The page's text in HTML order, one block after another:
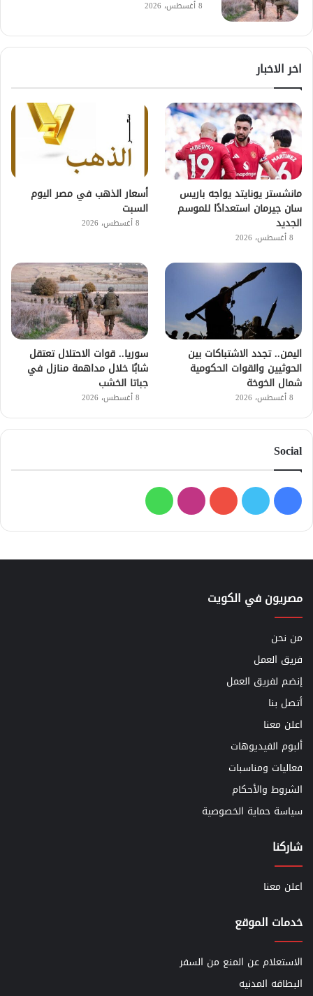
8 أغسطس، 2026
اخر الاخبار
مانشستر يونايتد يواجه باريس
سان جيرمان استعدادًا للموسم
الجديد
8 أغسطس، 2026
أسعار الذهب في مصر اليوم
السبت
8 أغسطس، 2026
اليمن.. تجدد الاشتباكات بين
الحوثيين والقوات الحكومية
شمال الخوخة
8 أغسطس، 2026
سوريا.. قوات الاحتلال تعتقل
شابًا خلال مداهمة منازل في
جباتا الخشب
8 أغسطس، 2026
Social
فيسبوك
تويتر يوتيوبانستقرامواتساب
مصريون في الكويت
من نحن
فريق العمل
إنضم لفريق العمل
أتصل بنا
اعلن معنا
ألبوم الفيديوهات
فعاليات ومناسبات
الشروط والأحكام
سياسة حماية الخصوصية
شاركنا
اعلن معنا
خدمات الموقع
الاستعلام عن المنع من السفر
البطاقه المدنيه